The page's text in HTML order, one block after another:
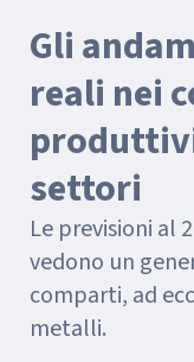
Gli
reali nei
settori
Le previsioni al
vedono un
comparti, ad
metalli.